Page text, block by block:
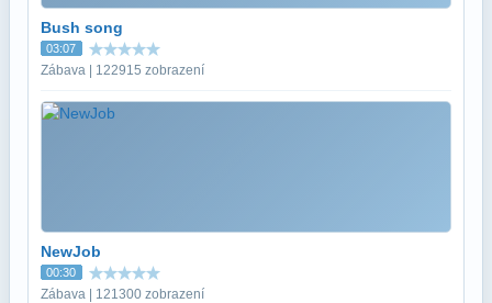
Bush song
03:07
Zábava | 122915 zobrazení
NewJob
00:30
Zábava | 121300 zobrazení